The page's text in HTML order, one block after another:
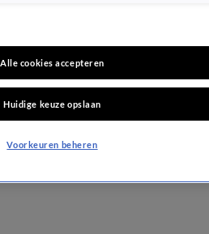
Alle cookies accepteren
Huidige keuze opslaan
Voorkeuren beheren